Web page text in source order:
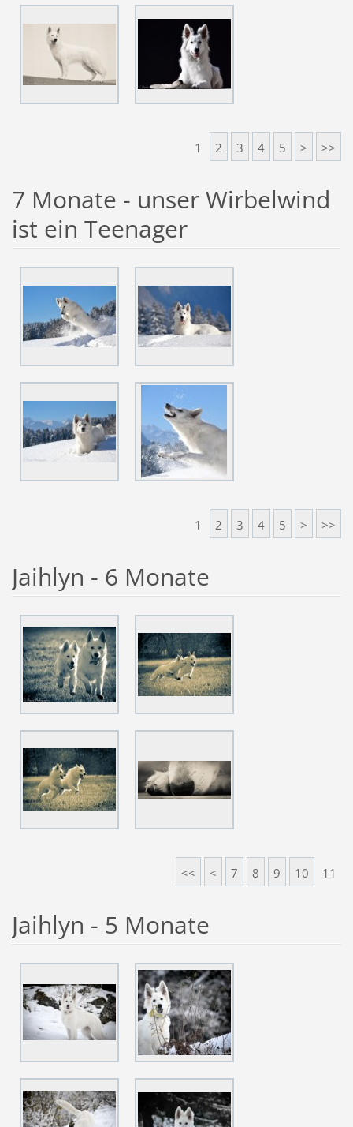
1 2 3 4 5 > >>
7 Monate - unser Wirbelwind
ist ein Teenager
1 2 3 4 5 > >>
Jaihlyn - 6 Monate
<< < 7 8 9 10 11
Jaihlyn - 5 Monate